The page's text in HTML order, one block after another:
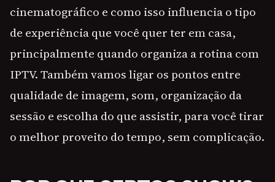
cinematográfico e como isso influencia o tipo
de experiência que você quer ter em casa,
principalmente quando organiza a rotina com
IPTV. Também vamos ligar os pontos entre
qualidade de imagem, som, organização da
sessão e escolha do que assistir, para você tirar
o melhor proveito do tempo, sem complicação.